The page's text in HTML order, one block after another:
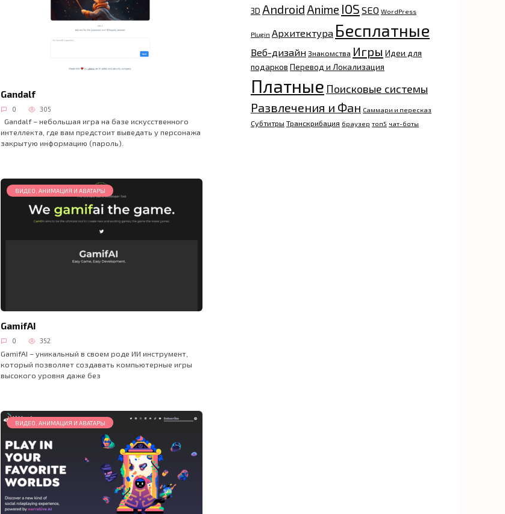
Gandalf
0 305
Gandalf – небольшая игра на базе искусственного
интеллекта, где вам предстоит выведать у персонажа
закрытую информацию (пароль).
ВИДЕО, АНИМАЦИЯ И АВАТАРЫ
GamifAI
0 352
GamifAI – уникальный в своем роде ИИ инструмент,
который позволяет создавать компьютерные игры
высокого уровня даже без
ВИДЕО, АНИМАЦИЯ И АВАТАРЫ
3D Android Anime IOS SEO WordPress
Plugin Архитектура Бесплатные
Веб-дизайн Знакомства Игры Идеи для
подарков Перевод и Локализация
Платные Поисковые системы
Развлечения и Фан Саммари и пересказ
Субтитры Транскрибация браузер топ5 чат-боты